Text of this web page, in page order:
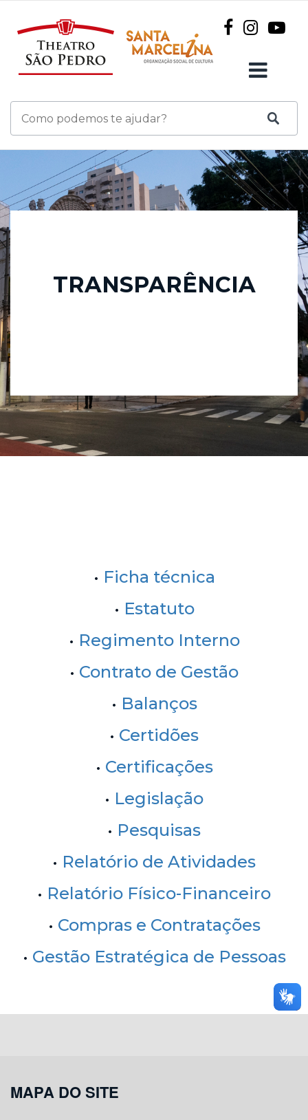
TRANSPARÊNCIA
• Ficha técnica
• Estatuto
• Regimento Interno
• Contrato de Gestão
• Balanços
• Certidões
• Certificações
• Legislação
• Pesquisas
• Relatório de Atividades
• Relatório Físico-Financeiro
• Compras e Contratações
• Gestão Estratégica de Pessoas
MAPA DO SITE